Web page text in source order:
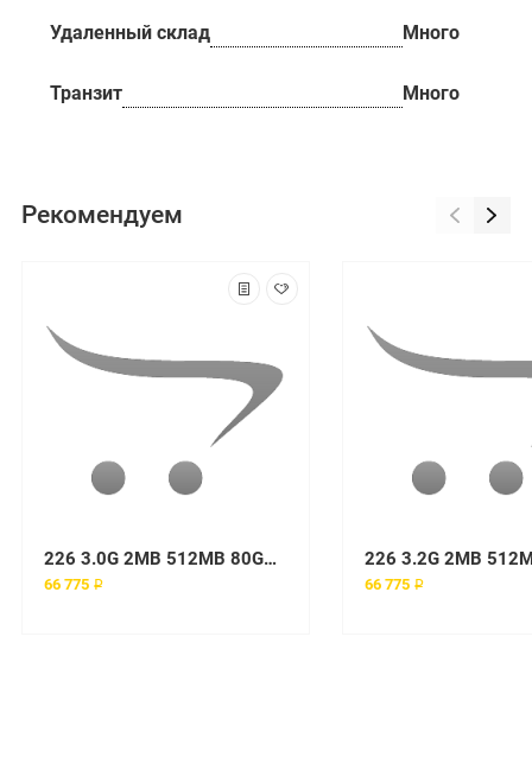
Удаленный склад Много
Транзит Много
Рекомендуем
226 3.0G 2MB 512MB 80GB (1 x Xeon 3.00, 512MB, 1x80GB Int. Serial ATA, Tower) MTM 8648-EFG
66 775 ₽ 66 775 ₽